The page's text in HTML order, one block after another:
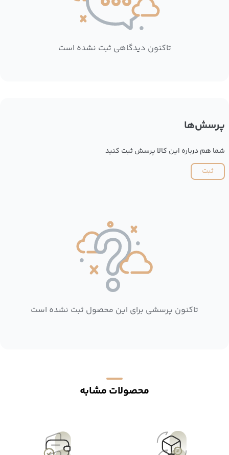
تاکنون دیدگاهی ثبت نشده است
پرسش‌ها
شما هم درباره این کالا پرسش ثبت کنید
ثبت
تاکنون پرسشی برای این محصول ثبت نشده است
محصولات مشابه